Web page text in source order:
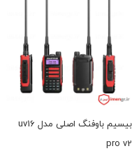
بیسیم باوفنگ اصلی مدل uv16
pro v2